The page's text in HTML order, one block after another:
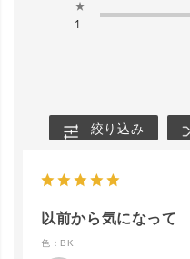
★
1
絞り込み
以前から気になって
色：BK